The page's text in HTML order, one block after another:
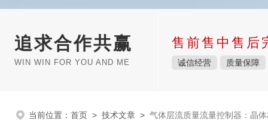
追求合作共赢
WIN WIN FOR YOU AND ME
售前售中售后
诚信经营 质量保障
当前位置： 首页 > 技术文章 > 气体层流质量流量控制器：晶